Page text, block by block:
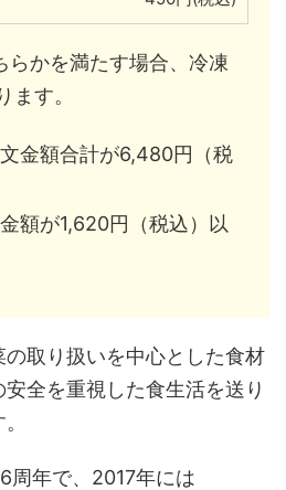
かを満たす場合、冷凍
ます。
金額合計が6,480円（税
額が1,620円（税込）以
取り扱いを中心とした食材
全を重視した食生活を送り
周年で、2017年には